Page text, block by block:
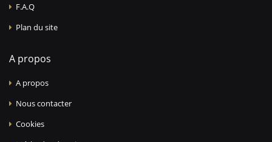
F.A.Q
Plan du site
A propos
A propos
Nous contacter
Cookies